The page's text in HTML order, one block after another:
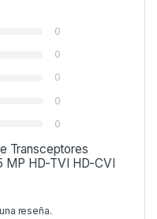
0
0
0
0
0
Transceptores
MP HD-TVI HD-CVI
reseña.